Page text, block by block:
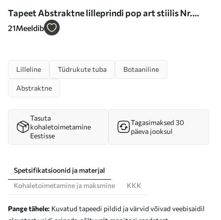
Tapeet Abstraktne lilleprindi pop art stiilis Nr.
a00167
21Meeldib
Lilleline Tüdrukute tuba Botaaniline
Abstraktne
Tasuta
kohaletoimetamine
Eestisse
Tagasimaksed 30
päeva jooksul
Spetsifikatsioonid ja materjal
Kohaletoimetamine ja maksmine
KKK
Pange tähele: Kuvatud tapeedi pildid ja värvid võivad veebisaidil